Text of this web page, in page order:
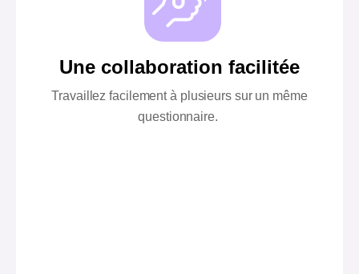
Une collaboration facilitée
Travaillez facilement à plusieurs sur un même
questionnaire.